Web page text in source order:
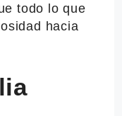
todo lo que
hacia